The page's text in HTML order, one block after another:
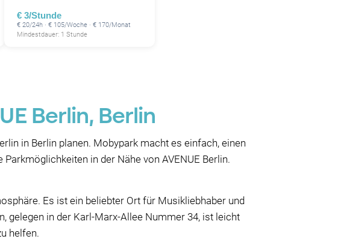
€ 3/Stunde
€ 20/24h · € 105/Woche · € 170/Monat
Mindestdauer: 1 Stunde
Berlin, Berlin
in Berlin planen. Mobypark macht es einfach, einen
in der Nähe von AVENUE Berlin.
Es ist ein beliebter Ort für Musikliebhaber und
gelegen in der Karl-Marx-Allee Nummer 34, ist leicht
helfen.